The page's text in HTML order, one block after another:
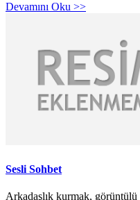
Devamını Oku >>
Sesli Sohbet
Arkadaşlık kurmak, görüntülü